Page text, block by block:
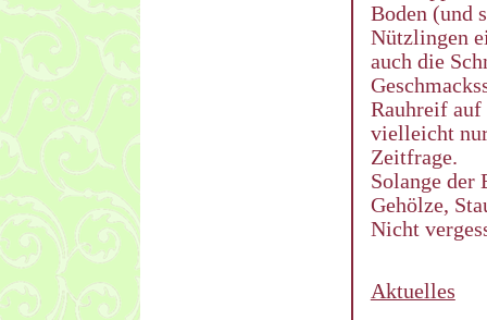
Boden (und
Nützlingen
auch die
Rauhreif auf
vielleicht
Zeitfrage.
Solange der
Gehölze,
Nicht
Aktuelles